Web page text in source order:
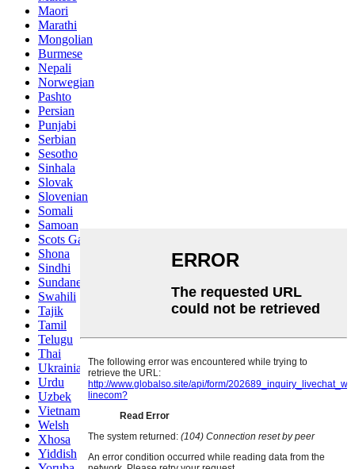
Maori
Marathi
Mongolian
Burmese
Nepali
Norwegian
Pashto
Persian
Punjabi
Serbian
Sesotho
Sinhala
Slovak
Slovenian
Somali
Samoan
Scots Gaelic
Shona
Sindhi
Sundanese
Swahili
Tajik
Tamil
Telugu
Thai
Ukrainian
Urdu
Uzbek
Vietnamese
Welsh
Xhosa
Yiddish